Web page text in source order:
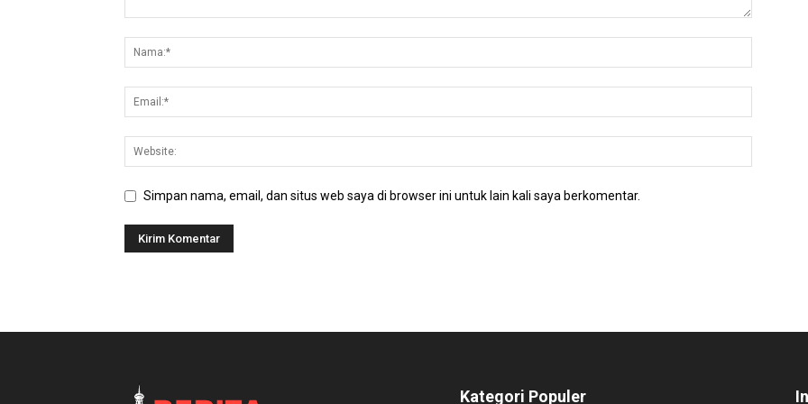
Simpan nama, email, dan situs web saya di browser ini untuk lain kali saya berkomentar.
Kategori Populer